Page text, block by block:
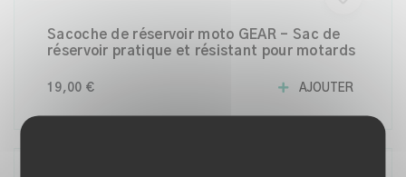
Sacoche de réservoir moto GEAR – Sac de
réservoir pratique et résistant pour motards
19,00 € AJOUTER